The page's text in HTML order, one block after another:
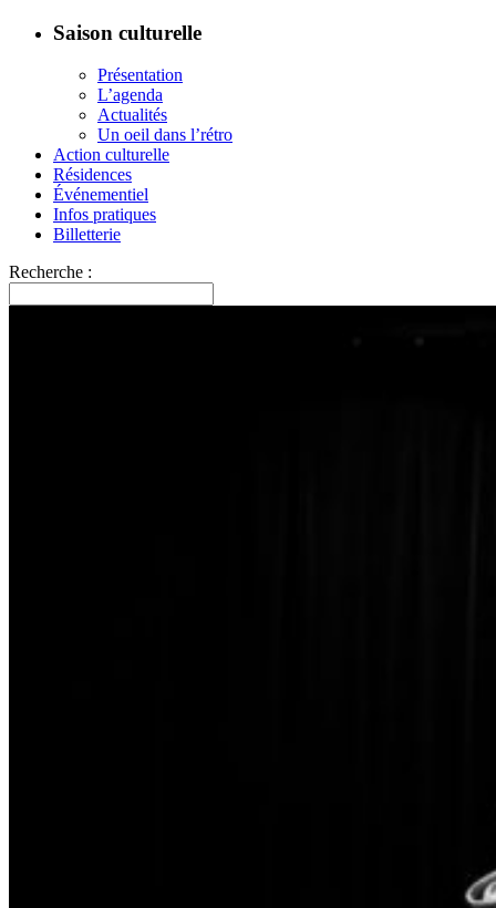
Saison culturelle
Présentation
L’agenda
Actualités
Un oeil dans l’rétro
Action culturelle
Résidences
Événementiel
Infos pratiques
Billetterie
Recherche :